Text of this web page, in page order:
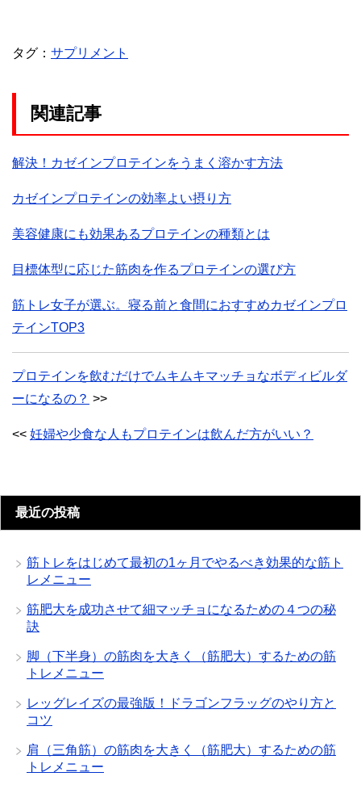
タグ： サプリメント
関連記事
解決！カゼインプロテインをうまく溶かす方法
カゼインプロテインの効率よい摂り方
美容健康にも効果あるプロテインの種類とは
目標体型に応じた筋肉を作るプロテインの選び方
筋トレ女子が選ぶ。寝る前と食間におすすめカゼインプロ
テインTOP3
プロテインを飲むだけでムキムキマッチョなボディビルダ
ーになるの？ >>
<< 妊婦や少食な人もプロテインは飲んだ方がいい？
最近の投稿
筋トレをはじめて最初の1ヶ月でやるべき効果的な筋ト
レメニュー
筋肥大を成功させて細マッチョになるための４つの秘
訣
脚（下半身）の筋肉を大きく（筋肥大）するための筋
トレメニュー
レッグレイズの最強版！ドラゴンフラッグのやり方と
コツ
肩（三角筋）の筋肉を大きく（筋肥大）するための筋
トレメニュー